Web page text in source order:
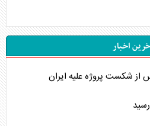
اخبار
از شکست پروژه علیه ایران